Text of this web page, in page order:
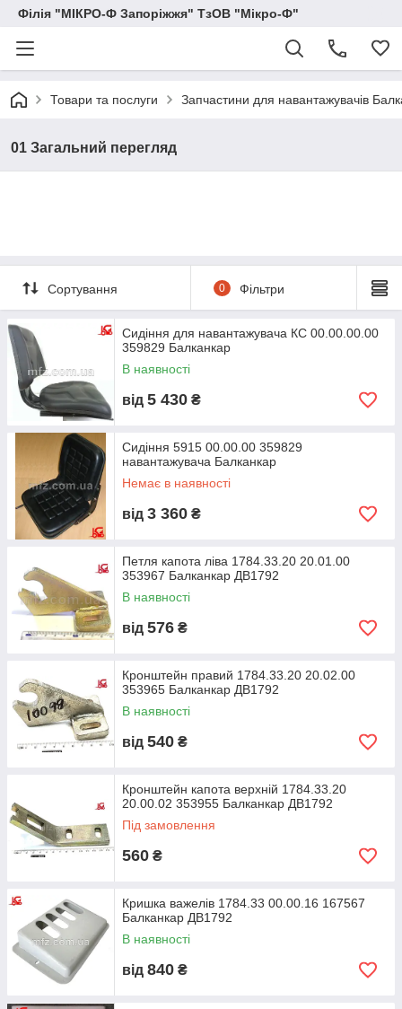
Філія "МІКРО-Ф Запоріжжя" ТзОВ "Мікро-Ф"
Товари та послуги Запчастини для навантажувачів
01 Загальний перегляд
Сортування 0 Фільтри
Сидіння для навантажувача КС 00.00.00.00
359829 Балканкар
В наявності
від 5 430 ₴
Сидіння 5915 00.00.00 359829
навантажувача Балканкар
Немає в наявності
від 3 360 ₴
Петля капота ліва 1784.33.20 20.01.00
353967 Балканкар ДВ1792
В наявності
від 576 ₴
Кронштейн правий 1784.33.20 20.02.00
353965 Балканкар ДВ1792
В наявності
від 540 ₴
Кронштейн капота верхній 1784.33.20
20.00.02 353955 Балканкар ДВ1792
Під замовлення
560 ₴
Кришка важелів 1784.33 00.00.16 167567
Балканкар ДВ1792
В наявності
від 840 ₴